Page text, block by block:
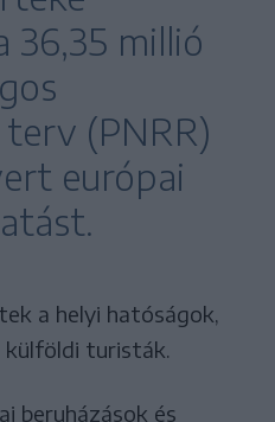
36,35 millió
(PNRR)
európai
a helyi hatóságok,
külföldi turisták.
beruházások és